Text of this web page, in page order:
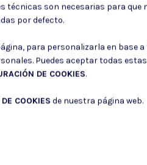
el uso de mis datos para los fines
el uso de mis datos personales para
técnicas son necesarias para
por defecto.
para personalizarla en base
Puedes aceptar todas
DE COOKIES.
COOKIES de nuestra página web.